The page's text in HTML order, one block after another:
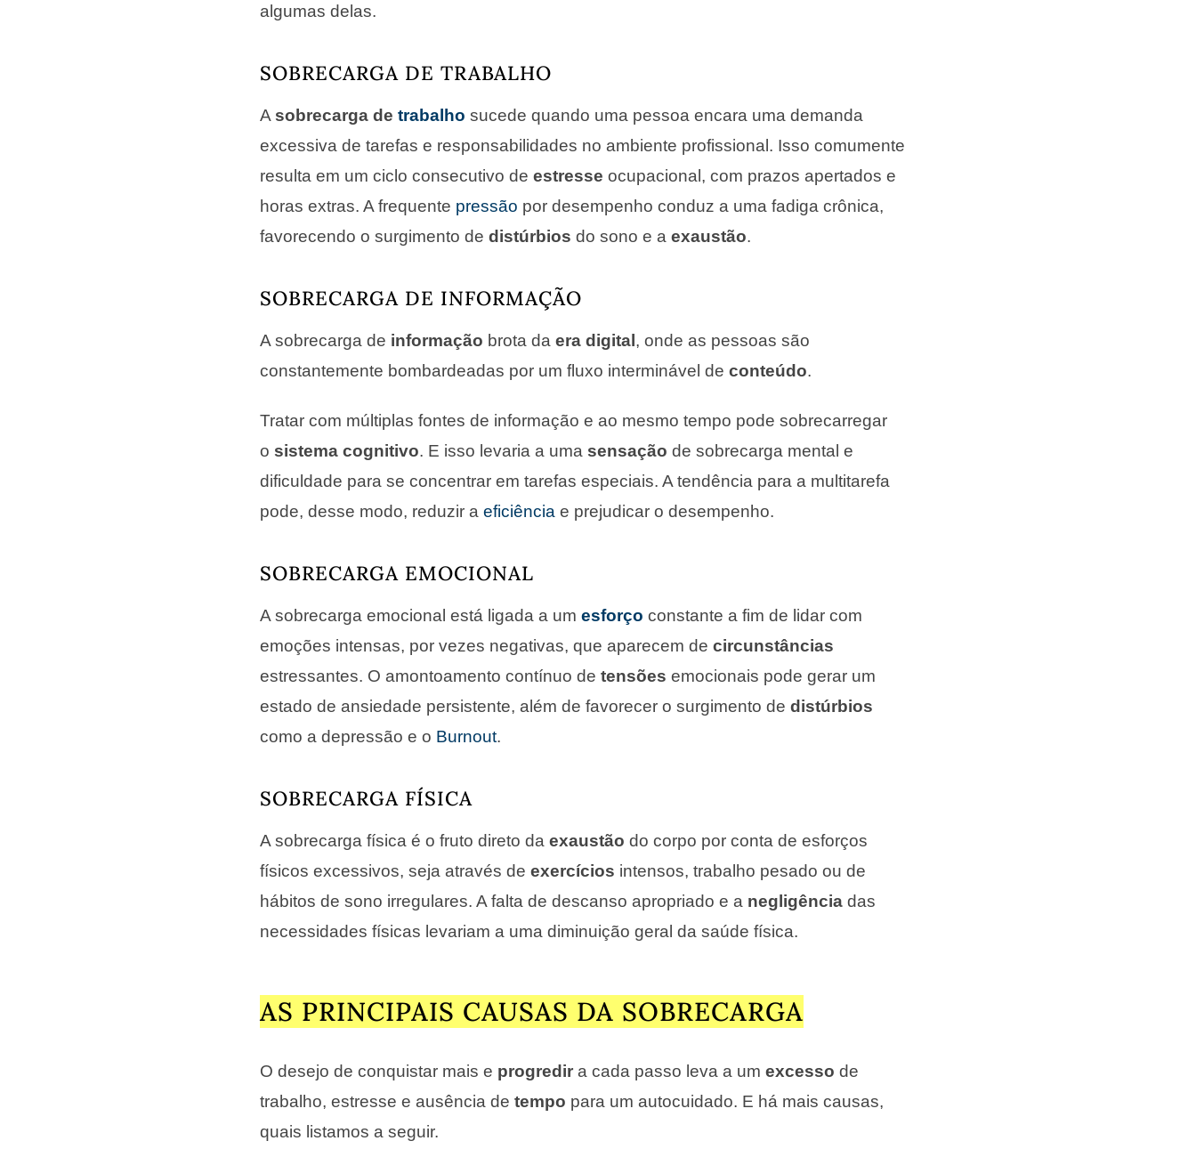
algumas delas.
SOBRECARGA DE TRABALHO
A sobrecarga detrabalho sucede quando uma pessoa encara uma demanda
excessiva de tarefas e responsabilidades no ambiente profissional. Isso comumente
resulta em um ciclo consecutivo deestresse ocupacional, com prazos apertados e
horas extras. A frequente pressão por desempenho conduz a uma fadiga crônica,
favorecendo o surgimento dedistúrbios do sono e aexaustão.
SOBRECARGA DE INFORMAÇÃO
A sobrecarga de informação brota daera digital, onde as pessoas são
constantemente bombardeadas por um fluxo interminável deconteúdo.
Tratar com múltiplas fontes de informação e ao mesmo tempo pode sobrecarregar
o sistema cognitivo. E isso levaria a uma sensação de sobrecarga mental e
dificuldade para se concentrar em tarefas especiais. A tendência para a multitarefa
pode, desse modo, reduzir aeficiência e prejudicar o desempenho.
SOBRECARGA EMOCIONAL
A sobrecarga emocional está ligada a umesforço constante a fim de lidar com
emoções intensas, por vezes negativas, que aparecem decircunstâncias
estressantes. O amontoamento contínuo detensões emocionais pode gerar um
estado de ansiedade persistente, além de favorecer o surgimento dedistúrbios
como a depressão e o Burnout.
SOBRECARGA FÍSICA
A sobrecarga física é o fruto direto daexaustão do corpo por conta de esforços
físicos excessivos, seja através deexercícios intensos, trabalho pesado ou de
hábitos de sono irregulares. A falta de descanso apropriado e a negligência das
necessidades físicas levariam a uma diminuição geral da saúde física.
AS PRINCIPAIS CAUSAS DA SOBRECARGA
O desejo de conquistar mais e progredir a cada passo leva a umexcesso de
trabalho, estresse e ausência detempo para um autocuidado. E há mais causas,
quais listamos a seguir.